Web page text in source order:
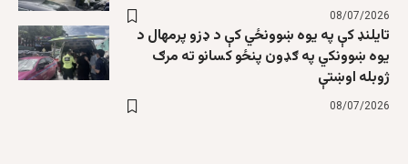
08/07/2026
تایلنډ کې په یوه ښوونځي کې د ډزو پرمهال د
یوه ښوونکي په ګډون پنځو کسانو ته مرګ
ژوبله اوښتې
08/07/2026